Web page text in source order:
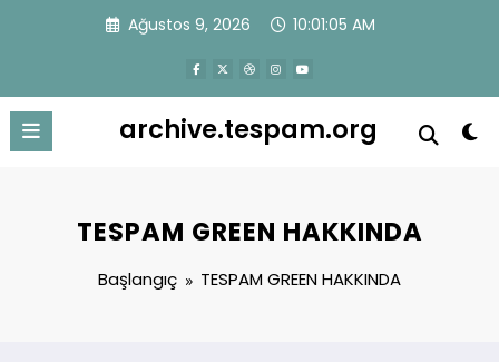
Ağustos 9, 2026 10:01:05 AM
archive.tespam.org
TESPAM GREEN HAKKINDA
Başlangıç TESPAM GREEN HAKKINDA